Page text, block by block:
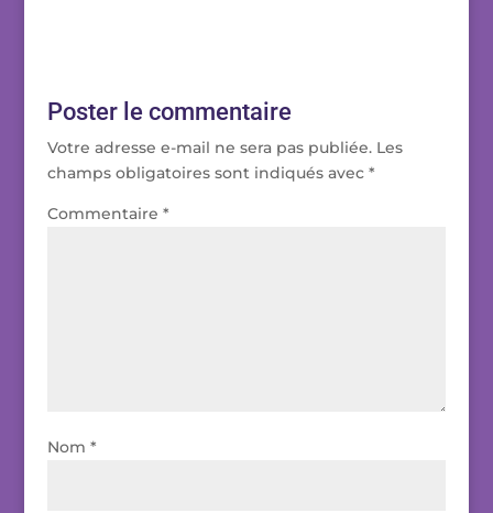
Poster le commentaire
Votre adresse e-mail ne sera pas publiée. Les
champs obligatoires sont indiqués avec *
Commentaire *
Nom *